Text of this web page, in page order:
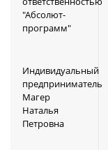
"Абсолют-
программ"
Индивидуальный
предприниматель
Магер
Наталья
Петровна